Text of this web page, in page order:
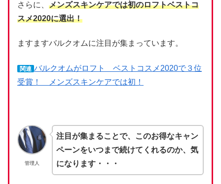
さらに、 メンズスキンケアでは初のロフトベストコ
スメ2020に選出！
ますますバルクオムに注目が集まっています。
関連 バルクオムがロフト ベストコスメ2020で３位
受賞！ メンズスキンケアでは初！
管理人
注目が集まることで、このお得なキャン
ペーンをいつまで続けてくれるのか、気
になります・・・